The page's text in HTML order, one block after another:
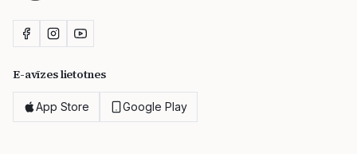
E-avīzes lietotnes
App Store Google Play